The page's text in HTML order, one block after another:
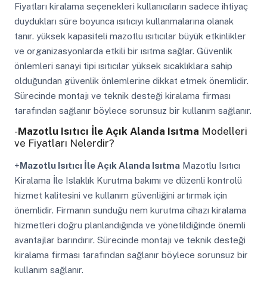
Fiyatları kiralama seçenekleri kullanıcıların sadece ihtiyaç
duydukları süre boyunca ısıtıcıyı kullanmalarına olanak
tanır. yüksek kapasiteli mazotlu ısıtıcılar büyük etkinlikler
ve organizasyonlarda etkili bir ısıtma sağlar. Güvenlik
önlemleri sanayi tipi ısıtıcılar yüksek sıcaklıklara sahip
olduğundan güvenlik önlemlerine dikkat etmek önemlidir.
Sürecinde montajı ve teknik desteği kiralama firması
tarafından sağlanır böylece sorunsuz bir kullanım sağlanır.
-Mazotlu Isıtıcı İle Açık Alanda Isıtma Modelleri
ve Fiyatları Nelerdir?
+Mazotlu Isıtıcı İle Açık Alanda IsıtmaMazotlu Isıtıcı
Kiralama İle Islaklık Kurutma bakımı ve düzenli kontrolü
hizmet kalitesini ve kullanım güvenliğini artırmak için
önemlidir. Firmanın sunduğu nem kurutma cihazı kiralama
hizmetleri doğru planlandığında ve yönetildiğinde önemli
avantajlar barındırır. Sürecinde montajı ve teknik desteği
kiralama firması tarafından sağlanır böylece sorunsuz bir
kullanım sağlanır.